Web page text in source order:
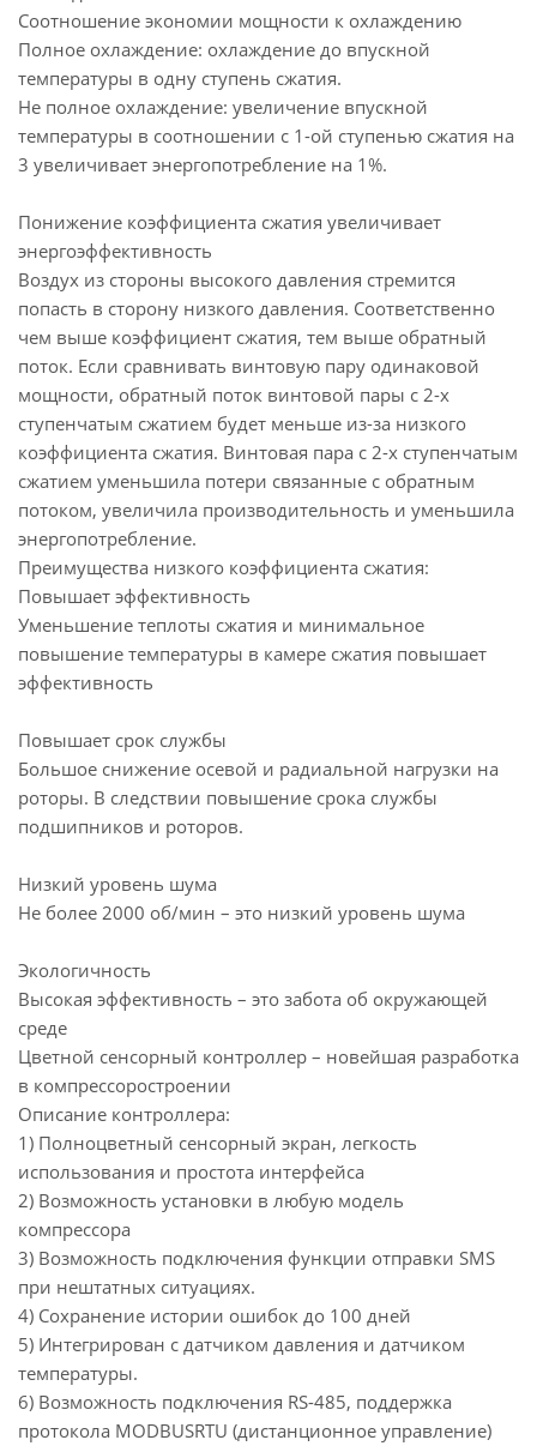
Соотношение экономии мощности к охлаждению
Полное охлаждение: охлаждение до впускной
температуры в одну ступень сжатия.
Не полное охлаждение: увеличение впускной
температуры в соотношении с 1-ой ступенью сжатия на
3 увеличивает энергопотребление на 1%.
Понижение коэффициента сжатия увеличивает
энергоэффективность
Воздух из стороны высокого давления стремится
попасть в сторону низкого давления. Соответственно
чем выше коэффициент сжатия, тем выше обратный
поток. Если сравнивать винтовую пару одинаковой
мощности, обратный поток винтовой пары с 2-х
ступенчатым сжатием будет меньше из-за низкого
коэффициента сжатия. Винтовая пара с 2-х ступенчатым
сжатием уменьшила потери связанные с обратным
потоком, увеличила производительность и уменьшила
энергопотребление.
Преимущества низкого коэффициента сжатия:
Повышает эффективность
Уменьшение теплоты сжатия и минимальное
повышение температуры в камере сжатия повышает
эффективность
Повышает срок службы
Большое снижение осевой и радиальной нагрузки на
роторы. В следствии повышение срока службы
подшипников и роторов.
Низкий уровень шума
Не более 2000 об/мин – это низкий уровень шума
Экологичность
Высокая эффективность – это забота об окружающей
среде
Цветной сенсорный контроллер – новейшая разработка
в компрессоростроении
Описание контроллера:
1) Полноцветный сенсорный экран, легкость
использования и простота интерфейса
2) Возможность установки в любую модель
компрессора
3) Возможность подключения функции отправки SMS
при нештатных ситуациях.
4) Сохранение истории ошибок до 100 дней
5) Интегрирован с датчиком давления и датчиком
температуры.
6) Возможность подключения RS-485, поддержка
протокола MODBUSRTU (дистанционное управление)